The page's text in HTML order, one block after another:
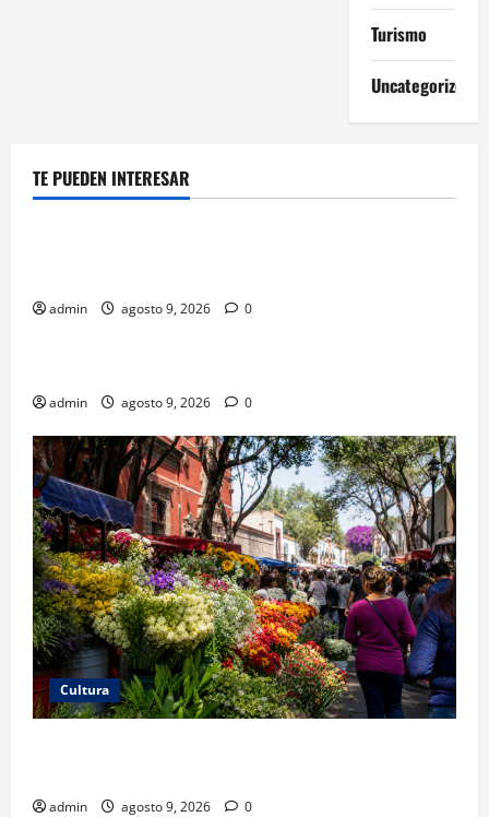
Turismo
Uncategorized
TE PUEDEN INTERESAR
Negocios
admin agosto 9, 2026 0
Turismo
admin agosto 9, 2026 0
Cultura
admin agosto 9, 2026 0